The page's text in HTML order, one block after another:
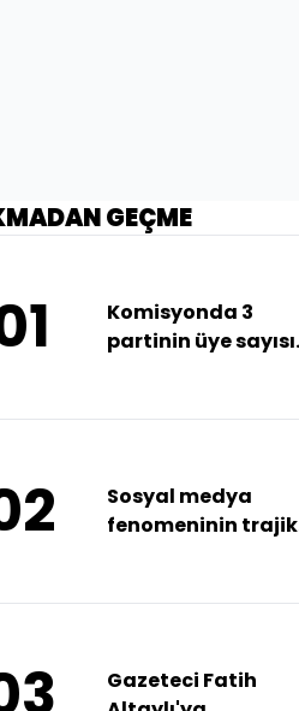
GEÇME
Komisyonda 3
partinin üye sayısı
Sosyal medya
fenomeninin trajik
Gazeteci Fatih